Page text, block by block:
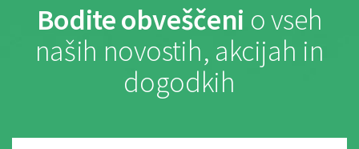
Bodite obveščeni o vseh
naših novostih, akcijah in
dogodkih